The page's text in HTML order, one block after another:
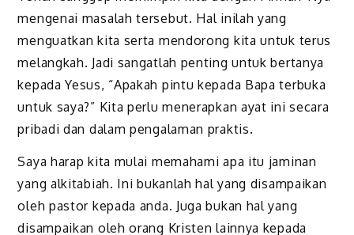
mengenai masalah tersebut. Hal inilah yang
menguatkan kita serta mendorong kita untuk terus
melangkah. Jadi sangatlah penting untuk bertanya
kepada Yesus, “Apakah pintu kepada Bapa terbuka
untuk saya?” Kita perlu menerapkan ayat ini secara
pribadi dan dalam pengalaman praktis.
Saya harap kita mulai memahami apa itu jaminan
yang alkitabiah. Ini bukanlah hal yang disampaikan
oleh pastor kepada anda. Juga bukan hal yang
disampaikan oleh orang Kristen lainnya kepada